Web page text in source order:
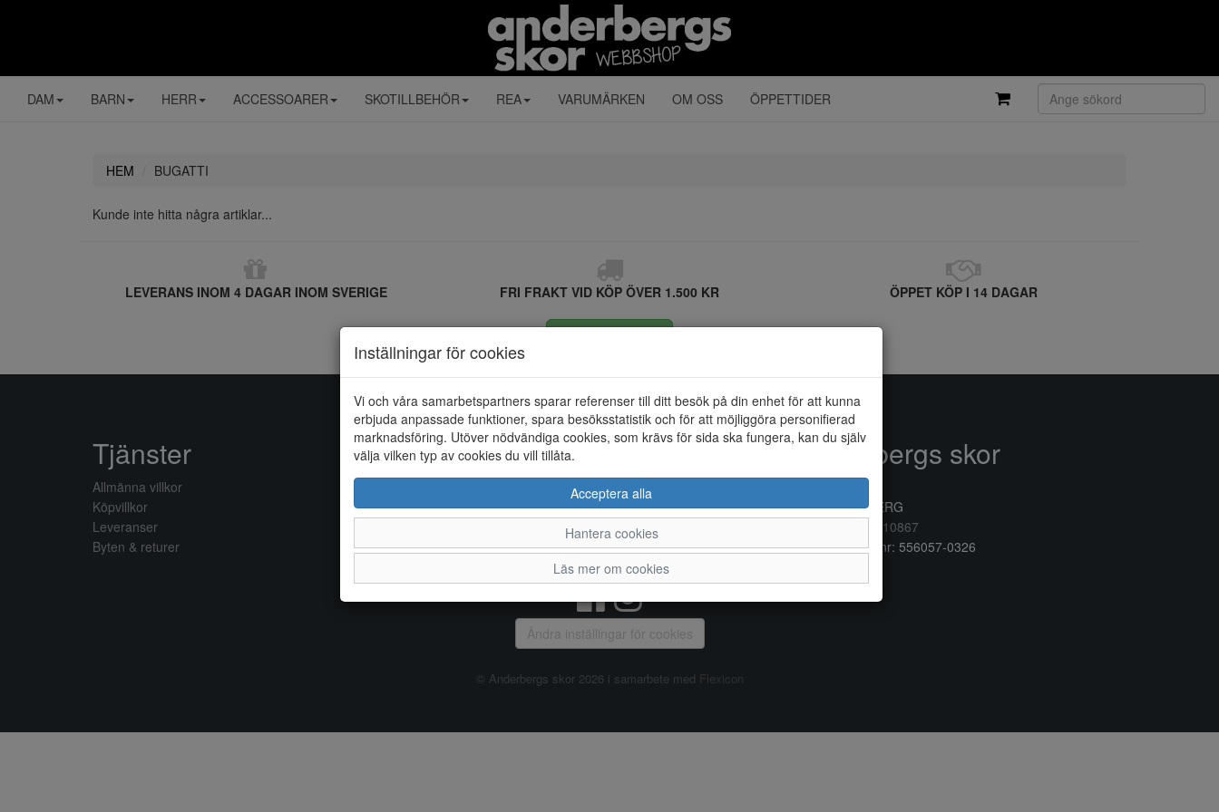
DAM BARN HERR ACCESSOARER SKOTILLBEHÖR REA VARUMÄRKEN OM OSS ÖPPETTIDER
HEM BUGATTI
Kunde inte hitta några artiklar...
LEVERANS INOM 4 DAGAR INOM SVERIGE FRI FRAKT VID KÖP ÖVER 1.500 KR ÖPPET KÖP I 14 DAGAR
Inställningar för cookies
Vi och våra samarbetspartners sparar referenser till ditt besök på din enhet för att kunna
erbjuda anpassade funktioner, spara besöksstatistik och för att möjliggöra personifierad
marknadsföring. Utöver nödvändiga cookies, som krävs för sida ska fungera, kan du själv
välja vilken typ av cookies du vill tillåta.
Acceptera alla
Hantera cookies
Läs mer om cookies
Tjänster
Allmänna villkor
Köpvillkor
Leveranser
Byten & returer
Allmänt
Om oss
Öppettider
Anderbergs skor
432 41 VARBERG
0340/10867
Organisationsnr: 556057-0326
Ändra inställingar för cookies
© Anderbergs skor 2026 i samarbete med Flexicon